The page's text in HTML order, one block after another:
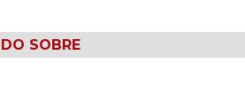
SOBRE